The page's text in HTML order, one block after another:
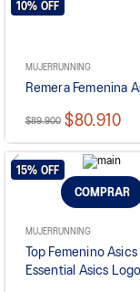
MUJERRUNNING
Remera Femenina
$89.900 $80.910
10% OFF
COMPRAR
MUJERRUNNING
Top Femenino Asics
Essential Asics
15% OFF